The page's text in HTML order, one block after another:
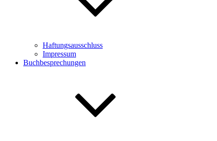
Haftungsausschluss
Impressum
Buchbesprechungen